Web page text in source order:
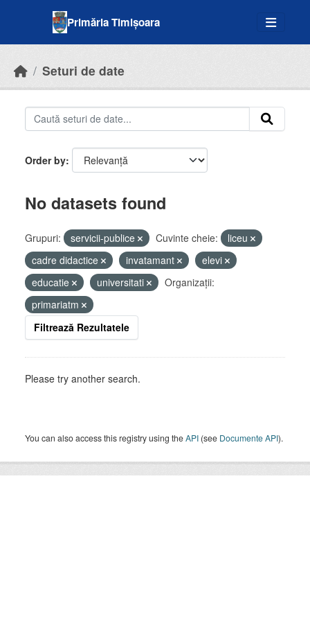
Primăria Timișoara
Seturi de date
Order by
No datasets found
Grupuri: servicii-publice Cuvinte cheie:
liceu
cadre didactice
invatamant
elevi
educatie
universitati
Organizații:
primariatm
Filtrează Rezultatele
Please try another search.
You can also access this registry using theAPI (see Documente API).